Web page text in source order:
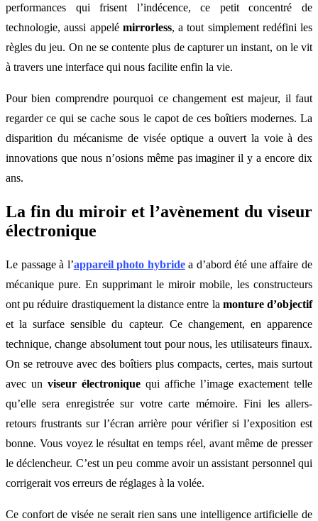
performances qui frisent l’indécence, ce petit concentré de
technologie, aussi appelé mirrorless, a tout simplement redéfini les
règles du jeu. On ne se contente plus de capturer un instant, on le vit
à travers une interface qui nous facilite enfin la vie.
Pour bien comprendre pourquoi ce changement est majeur, il faut
regarder ce qui se cache sous le capot de ces boîtiers modernes. La
disparition du mécanisme de visée optique a ouvert la voie à des
innovations que nous n’osions même pas imaginer il y a encore dix
ans.
La fin du miroir et l’avènement du viseur
électronique
Le passage à l’appareil photo hybridea d’abord été une affaire de
mécanique pure. En supprimant le miroir mobile, les constructeurs
ont pu réduire drastiquement la distance entre la monture d’objectif
et la surface sensible du capteur. Ce changement, en apparence
technique, change absolument tout pour nous, les utilisateurs finaux.
On se retrouve avec des boîtiers plus compacts, certes, mais surtout
avec un viseur électronique qui affiche l’image exactement telle
qu’elle sera enregistrée sur votre carte mémoire. Fini les allers-
retours frustrants sur l’écran arrière pour vérifier si l’exposition est
bonne. Vous voyez le résultat en temps réel, avant même de presser
le déclencheur. C’est un peu comme avoir un assistant personnel qui
corrigerait vos erreurs de réglages à la volée.
Ce confort de visée ne serait rien sans une intelligence artificielle de